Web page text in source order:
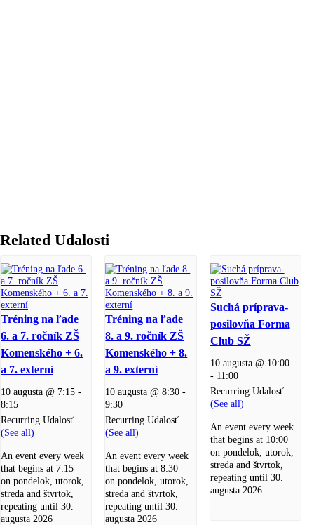
Related Udalosti
Tréning na ľade
6. a 7. ročník ZŠ
Komenského + 6.
a 7. externí
10 augusta @ 7:15 -
8:15
Recurring Udalosť
(See all)
An event every week
that begins at 7:15
on pondelok, utorok,
streda and štvrtok,
repeating until 30.
augusta 2026
Tréning na ľade
8. a 9. ročník ZŠ
Komenského + 8.
a 9. externí
10 augusta @ 8:30 -
9:30
Recurring Udalosť
(See all)
An event every week
that begins at 8:30
on pondelok, utorok,
streda and štvrtok,
repeating until 30.
augusta 2026
Suchá príprava-
posilovňa Forma
Club SŽ
10 augusta @ 10:00
- 11:00
Recurring Udalosť
(See all)
An event every week
that begins at 10:00
on pondelok, utorok,
streda and štvrtok,
repeating until 30.
augusta 2026